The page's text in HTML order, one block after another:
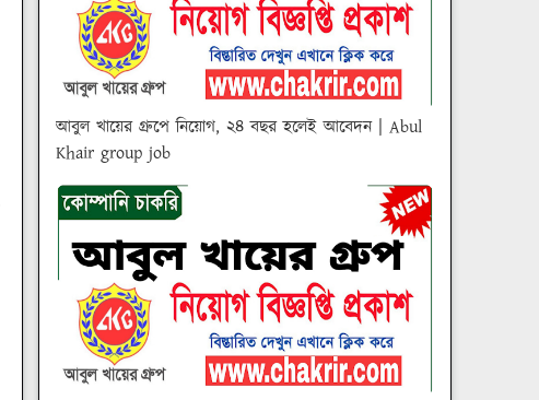
আবুল খায়ের গ্রুপে নিয়োগ, ২৪ বছর হলেই আবেদন | Abul
Khair group job